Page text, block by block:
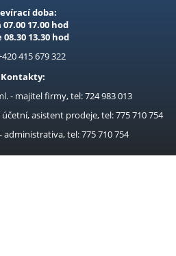
doba:
07.00 17.00 hod
08.30 13.30 hod
415 679 322
Kontakty:
- majitel firmy, tel: 724 983 013
asistent prodeje, tel: 775 710 754
administrativa, tel: 775 710 754